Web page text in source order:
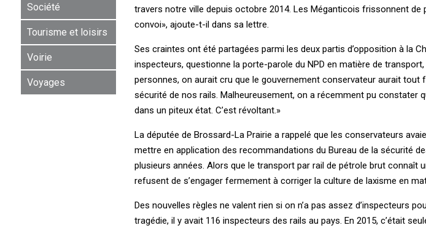
Société
Tourisme et loisirs
Voirie
Voyages
travers notre ville depuis octobre 2014. Les Méganticois frissonnent de
convoi», ajoute-t-il dans sa lettre.
Ses craintes ont été partagées parmi les deux partis d’opposition à la
inspecteurs, questionne la porte-parole du NPD en matière de
personnes, on aurait cru que le gouvernement conservateur aurait
sécurité de nos rails. Malheureusement, on a récemment pu constater
dans un piteux état. C’est révoltant.»
La députée de Brossard-La Prairie a rappelé que les conservateurs
mettre en application des recommandations du Bureau de la sécurité
plusieurs années. Alors que le transport par rail de pétrole brut connaît
refusent de s’engager fermement à corriger la culture de laxisme en
Des nouvelles règles ne valent rien si on n’a pas assez d’inspecteurs
tragédie, il y avait 116 inspecteurs des rails au pays. En 2015, c’était